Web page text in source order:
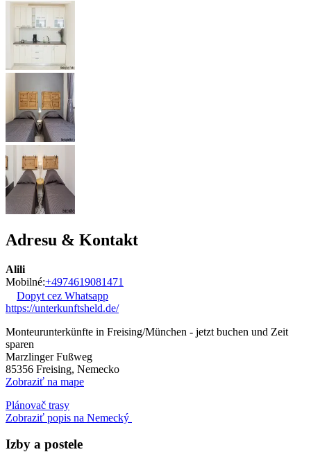
Adresu & Kontakt
Alili
Mobilné:+4974619081471
Dopyt cez Whatsapp
https://unterkunftsheld.de/
Monteurunterkünfte in Freising/München - jetzt buchen und Zeit
sparen
Marzlinger Fußweg
85356 Freising, Nemecko
Zobraziť na mape
Plánovač trasy
Zobraziť popis na Nemecký
Izby a postele